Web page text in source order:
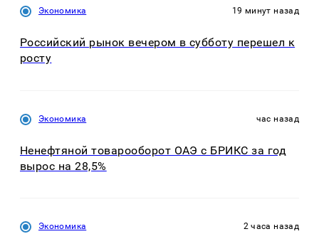
Экономика 19 минут назад
Российский рынок вечером в субботу перешел к
росту
Экономика час назад
Ненефтяной товарооборот ОАЭ с БРИКС за год
вырос на 28,5%
Экономика 2 часа назад